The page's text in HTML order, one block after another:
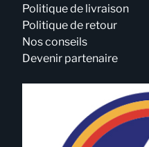
Politique de livraison
Politique de retour
Nos conseils
Devenir partenaire